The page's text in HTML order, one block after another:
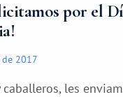
por el
2017
caballeros, les